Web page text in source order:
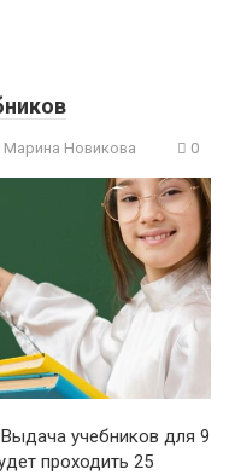
Марина Новикова 0
учебников для 9
проходить 25